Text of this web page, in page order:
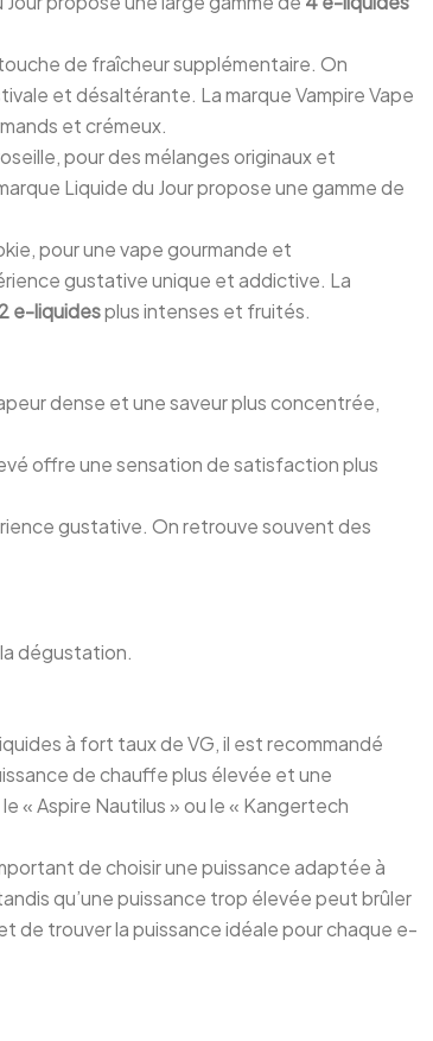
de fraîcheur supplémentaire. On
et désaltérante. La marque Vampire Vape
et crémeux.
pour des mélanges originaux et
Liquide du Jour propose une gamme de
pour une vape gourmande et
gustative unique et addictive. La
2 e-liquidesplus intenses et fruités.
dense et une saveur plus concentrée,
offre une sensation de satisfaction plus
gustative. On retrouve souvent des
dégustation.
à fort taux de VG, il est recommandé
de chauffe plus élevée et une
« Aspire Nautilus » ou le « Kangertech
de choisir une puissance adaptée à
qu’une puissance trop élevée peut brûler
de trouver la puissance idéale pour chaque e-